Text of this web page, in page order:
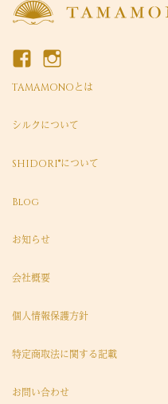
TAMAMONOとは
シルクについて
SHIDORI®について
Blog
お知らせ
会社概要
個人情報保護方針
特定商取法に関する記載
お問い合わせ